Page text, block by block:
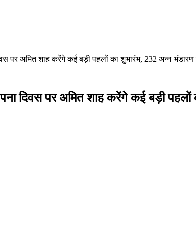
पर अमित शाह करेंगे कई बड़ी पहलों का शुभारंभ, 232 अन्न भंडारण
दिवस पर अमित शाह करेंगे कई बड़ी पहलों